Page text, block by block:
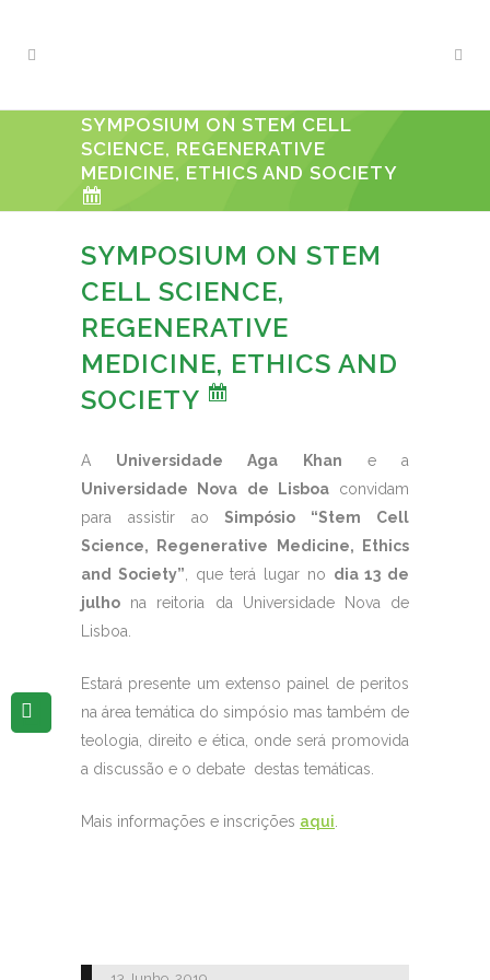
SYMPOSIUM ON STEM CELL
SCIENCE, REGENERATIVE
MEDICINE, ETHICS AND SOCIETY
SYMPOSIUM ON STEM
CELL SCIENCE,
REGENERATIVE
MEDICINE, ETHICS AND
SOCIETY
A Universidade Aga Khan e a
Universidade Nova de Lisboaconvidam
para assistir aoSimpósio “Stem Cell
Science, Regenerative Medicine, Ethics
and Society” , que terá lugar no dia 13 de
julho na reitoria da Universidade Nova de
Lisboa.
Estará presente um extenso painel de peritos
na área temática do simpósio mas também de
teologia, direito e ética, onde será promovida
a discussão e o debate destas temáticas.
Mais informações e inscrições aqui